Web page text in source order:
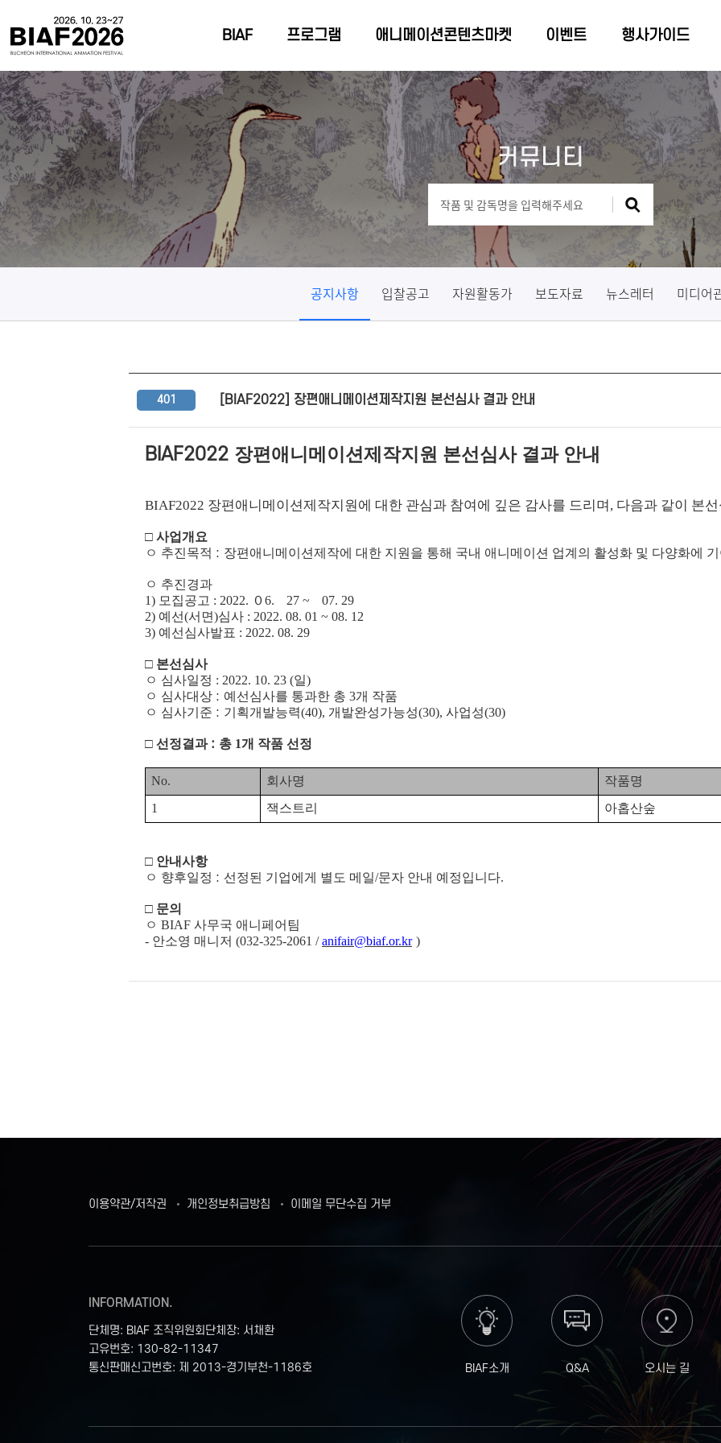
BIAF 프로그램 애니메이션콘텐츠마켓 이벤트 행사가이드
커뮤니티
공지사항 입찰공고 자원활동가 보도자료 뉴스레터 미디어
401 [BIAF2022] 장편애니메이션제작지원 본선심사 결과 안내
BIAF2022 장편애니메이션제작지원 본선심사 결과 안내
BIAF2022 장편애니메이션제작지원에 대한 관심과 참여에 깊은 감사를 드리며 , 다음과 같이 본
□ 사업개요
ㅇ 추진목적 : 장편애니메이션제작에 대한 지원을 통해 국내 애니메이션 업계의 활성화 및 다양화에
ㅇ 추진경과
1) 모집공고 : 2022. ０6. 27 ~
07. 29
2) 예선(서면)심사 : 2022. 08. 01 ~ 08. 12
3) 예선심사발표 : 2022. 08. 29
□ 본선심사
ㅇ 심사일정 : 2022. 10. 23 (일)
ㅇ 심사대상 : 예선심사를 통과한 총 3개 작품
ㅇ 심사기준 : 기획개발능력(40), 개발완성가능성(30), 사업성(30)
□ 선정결과 : 총 1개 작품 선정
No. 회사명
작품명
1
잭스트리 아홉산숲
□ 안내사항
ㅇ 향후일정 : 선정된 기업에게 별도 메일/문자 안내 예정입니다.
□ 문의
ㅇ BIAF 사무국 애니페어팀
- 안소영 매니저 (032-325-2061 /anifair@biaf.or.kr )
이용약관/저작권 개인정보취급방침 이메일 무단수집 거부
INFORMATION.
단체명: BIAF 조직위원회단체장: 서채환
고유번호: 130-82-11347
통신판매신고번호: 제 2013-경기부천-1186호
BIAF소개 Q&A 오시는 길